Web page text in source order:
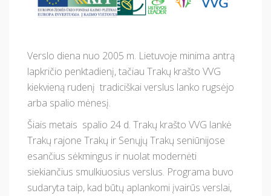
Verslo diena nuo 2005 m. Lietuvoje minima antrą
lapkričio penktadienį, tačiau Trakų krašto VVG
kiekvieną rudenį tradiciškai verslus lanko rugsėjo
arba spalio mėnesį.
Šiais metais spalio 24 d. Trakų krašto VVG lankė
Trakų rajone Trakų ir Senųjų Trakų seniūnijose
esančius sėkmingus ir nuolat modernėti
siekiančius smulkiuosius verslus. Programa buvo
sudaryta taip, kad būtų aplankomi įvairūs verslai,